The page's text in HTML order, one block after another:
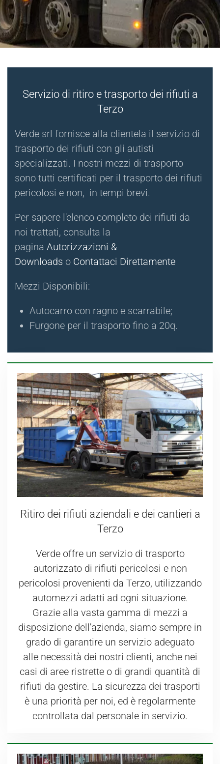
Servizio di ritiro e trasporto dei rifiuti a
Terzo
Verde srl fornisce alla clientela il servizio di
trasporto dei rifiuti con gli autisti
specializzati. I nostri mezzi di trasporto
sono tutti certificati per il trasporto dei rifiuti
pericolosi e non, in tempi brevi.
Per sapere l'elenco completo dei rifiuti da
noi trattati, consulta la
pagina Autorizzazioni &
Downloads o Contattaci Direttamente
Mezzi Disponibili:
Autocarro con ragno e scarrabile;
Furgone per il trasporto fino a 20q.
Ritiro dei rifiuti aziendali e dei cantieri a
Terzo
Verde offre un servizio di trasporto
autorizzato di rifiuti pericolosi e non
pericolosi provenienti da Terzo, utilizzando
automezzi adatti ad ogni situazione.
Grazie alla vasta gamma di mezzi a
disposizione dell'azienda, siamo sempre in
grado di garantire un servizio adeguato
alle necessità dei nostri clienti, anche nei
casi di aree ristrette o di grandi quantità di
rifiuti da gestire. La sicurezza dei trasporti
è una priorità per noi, ed è regolarmente
controllata dal personale in servizio.